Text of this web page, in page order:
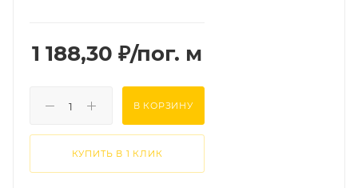
1 188,30 ₽/пог. м
В КОРЗИНУ
КУПИТЬ В 1 КЛИК